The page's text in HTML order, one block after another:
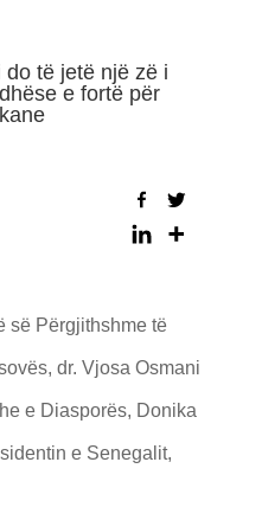
të jetë një zë i
e fortë për
së Përgjithshme të
dr. Vjosa Osmani
e Diasporës, Donika
e Senegalit,